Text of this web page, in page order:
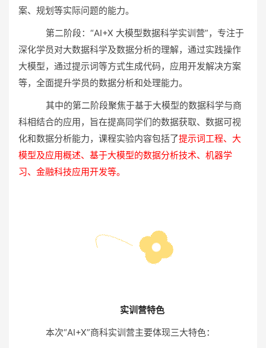
案、规划等实际问题的能力。
第二阶段：“AI+X 大模型数据科学实训营”，专注于
深化学员对大数据科学及数据分析的理解，通过实践操作
大模型，通过提示词等方式生成代码，应用开发解决方案
等，全面提升学员的数据分析和处理能力。
其中的第二阶段聚焦于基于大模型的数据科学与商
科相结合的应用，旨在提高同学们的数据获取、数据可视
化和数据分析能力，课程实验内容包括了提示词工程、大
模型及应用概述、基于大模型的数据分析技术、机器学
习、金融科技应用开发等。
实训营特色
本次“AI+X”商科实训营主要体现三大特色：